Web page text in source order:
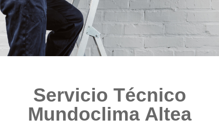
Servicio Técnico
Mundoclima Altea